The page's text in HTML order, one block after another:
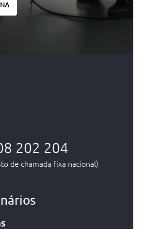
202 204
de chamada fixa nacional)